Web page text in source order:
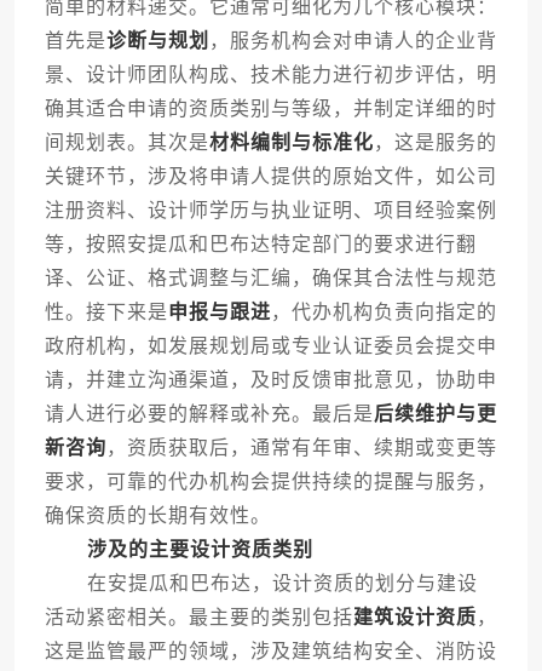
简单的材料递交。它通常可细化为几个核心模块：
首先是诊断与规划 ，服务机构会对申请人的企业背
景、设计师团队构成、技术能力进行初步评估，明
确其适合申请的资质类别与等级，并制定详细的时
间规划表。其次是材料编制与标准化 ，这是服务的
关键环节，涉及将申请人提供的原始文件，如公司
注册资料、设计师学历与执业证明、项目经验案例
等，按照安提瓜和巴布达特定部门的要求进行翻
译、公证、格式调整与汇编，确保其合法性与规范
性。接下来是申报与跟进 ，代办机构负责向指定的
政府机构，如发展规划局或专业认证委员会提交申
请，并建立沟通渠道，及时反馈审批意见，协助申
请人进行必要的解释或补充。最后是后续维护与更
新咨询 ，资质获取后，通常有年审、续期或变更等
要求，可靠的代办机构会提供持续的提醒与服务，
确保资质的长期有效性。
涉及的主要设计资质类别
在安提瓜和巴布达，设计资质的划分与建设
活动紧密相关。最主要的类别包括建筑设计资质 ，
这是监管最严的领域，涉及建筑结构安全、消防设